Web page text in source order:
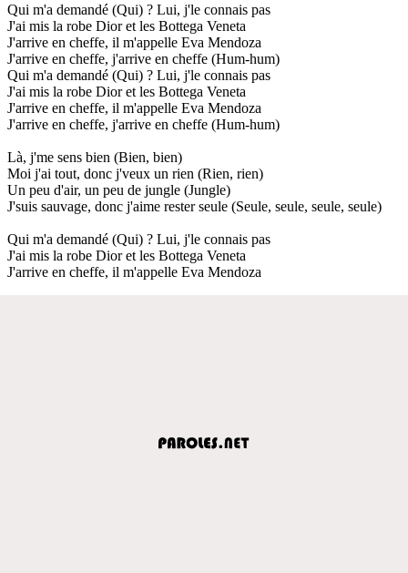
Qui m'a demandé (Qui) ? Lui, j'le connais pas
J'ai mis la robe Dior et les Bottega Veneta
J'arrive en cheffe, il m'appelle Eva Mendoza
J'arrive en cheffe, j'arrive en cheffe (Hum-hum)
Qui m'a demandé (Qui) ? Lui, j'le connais pas
J'ai mis la robe Dior et les Bottega Veneta
J'arrive en cheffe, il m'appelle Eva Mendoza
J'arrive en cheffe, j'arrive en cheffe (Hum-hum)
Là, j'me sens bien (Bien, bien)
Moi j'ai tout, donc j'veux un rien (Rien, rien)
Un peu d'air, un peu de jungle (Jungle)
J'suis sauvage, donc j'aime rester seule (Seule, seule, seule, seule)
Qui m'a demandé (Qui) ? Lui, j'le connais pas
J'ai mis la robe Dior et les Bottega Veneta
J'arrive en cheffe, il m'appelle Eva Mendoza